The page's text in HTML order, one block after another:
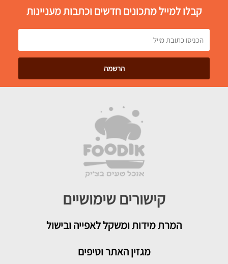
קבלו למייל מתכונים חדשים וכתבות מעניינות
קישורים שימושיים
המרת מידות ומשקל לאפייה ובישול
מגזין האתר וטיפים